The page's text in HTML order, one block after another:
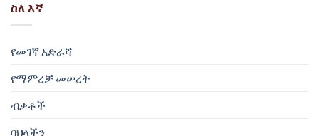
ስለ እኛ
የመገኛ አድራሻ
የማምረቻ መሠረት
ብቃቶች
ባህላችን